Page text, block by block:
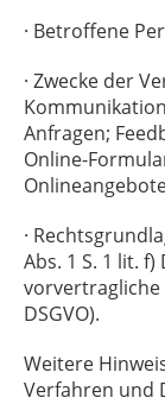
· Betroffene
· Zwecke der
Anfragen;
Online-
·
Abs. 1 S. 1 lit.
vorvertragliche
DSGVO).
Weitere
Verfahren und